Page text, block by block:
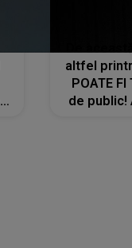
altfel
POATE FI
de public!